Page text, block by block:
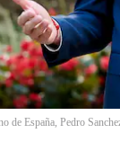
de España, Pedro